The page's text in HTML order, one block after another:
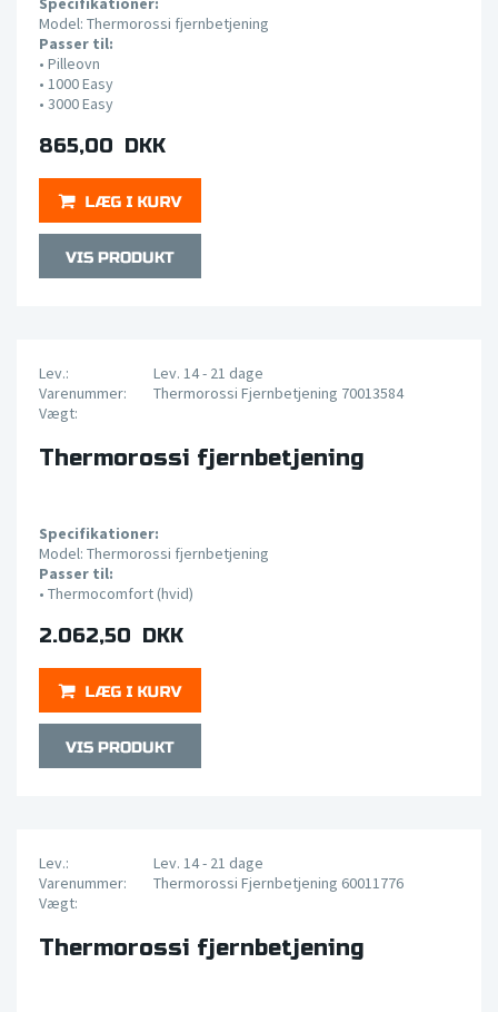
Model: Thermorossi fjernbetjening
Passer til:
• Pilleovn
• 1000 Easy
• 3000 Easy
865,00 DKK
Lev.:
Lev. 14 - 21 dage
Varenummer:
Thermorossi Fjernbetjening 70013584
Vægt:
Thermorossi fjernbetjening
Specifikationer:
Model: Thermorossi fjernbetjening
Passer til:
• Thermocomfort (hvid)
2.062,50 DKK
Lev.:
Lev. 14 - 21 dage
Varenummer:
Thermorossi Fjernbetjening 60011776
Vægt:
Thermorossi fjernbetjening